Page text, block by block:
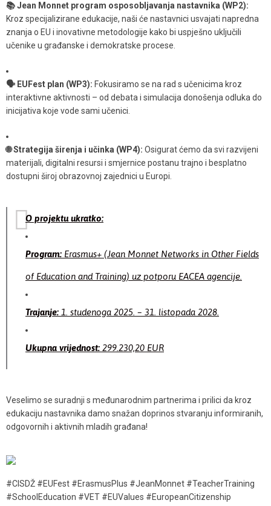
📚 Jean Monnet program osposobljavanja nastavnika (WP2):
Kroz specijalizirane edukacije, naši će nastavnici usvajati napredna
znanja o EU i inovativne metodologije kako bi uspješno uključili
učenike u građanske i demokratske procese.
🗣️ EUFest plan (WP3): Fokusiramo se na rad s učenicima kroz
interaktivne aktivnosti – od debata i simulacija donošenja odluka do
inicijativa koje vode sami učenici.
🌐 Strategija širenja i učinka (WP4): Osigurat ćemo da svi razvijeni
materijali, digitalni resursi i smjernice postanu trajno i besplatno
dostupni široj obrazovnoj zajednici u Europi.
O projektu ukratko:
Program: Erasmus+ (Jean Monnet Networks in Other Fields
of Education and Training) uz potporu EACEA agencije.
Trajanje: 1. studenoga 2025. – 31. listopada 2028.
Ukupna vrijednost: 299.230,20 EUR
Veselimo se suradnji s međunarodnim partnerima i prilici da kroz
edukaciju nastavnika damo snažan doprinos stvaranju informiranih,
odgovornih i aktivnih mladih građana!
#CISDŽ #EUFest #ErasmusPlus #JeanMonnet #TeacherTraining
#SchoolEducation #VET #EUValues #EuropeanCitizenship